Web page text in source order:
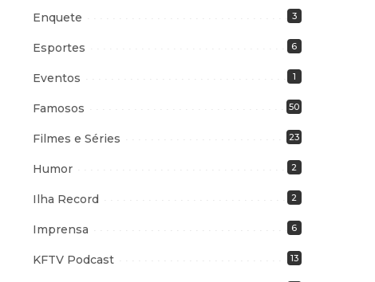
Enquete 3
Esportes 6
Eventos 1
Famosos 50
Filmes e Séries 23
Humor 2
Ilha Record 2
Imprensa 6
KFTV Podcast 13